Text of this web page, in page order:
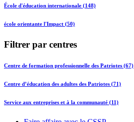
École d'éducation internationale (148)
école orientante l'Impact (50)
Filtrer par centres
Centre de formation professionnelle des Patriotes (67)
Centre d’éducation des adultes des Patriotes (71)
Service aux entreprises et à la communauté (11)